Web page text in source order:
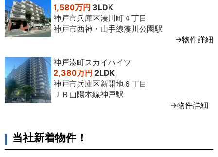
1,580万円 3LDK
神戸市兵庫区湊川町４丁目
神戸市西神・山手線湊川公園駅
→物件詳細
神戸湊町スカイハイツ
2,380万円 2LDK
神戸市兵庫区新開地６丁目
ＪＲ山陽本線神戸駅
→物件詳細
当社新着物件！